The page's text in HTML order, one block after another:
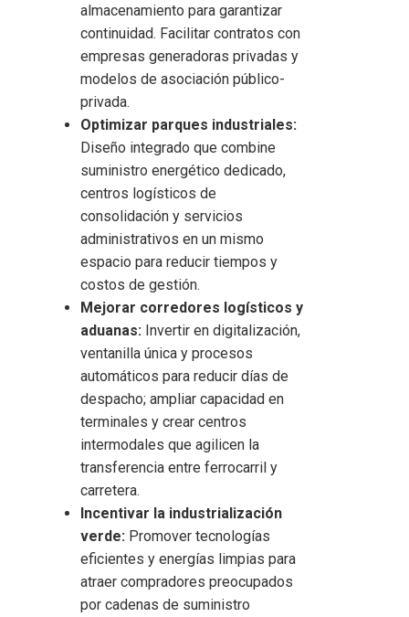
almacenamiento para garantizar
continuidad. Facilitar contratos con
empresas generadoras privadas y
modelos de asociación público-
privada.
Optimizar parques industriales:
Diseño integrado que combine
suministro energético dedicado,
centros logísticos de
consolidación y servicios
administrativos en un mismo
espacio para reducir tiempos y
costos de gestión.
Mejorar corredores logísticos y
aduanas: Invertir en digitalización,
ventanilla única y procesos
automáticos para reducir días de
despacho; ampliar capacidad en
terminales y crear centros
intermodales que agilicen la
transferencia entre ferrocarril y
carretera.
Incentivar la industrialización
verde: Promover tecnologías
eficientes y energías limpias para
atraer compradores preocupados
por cadenas de suministro